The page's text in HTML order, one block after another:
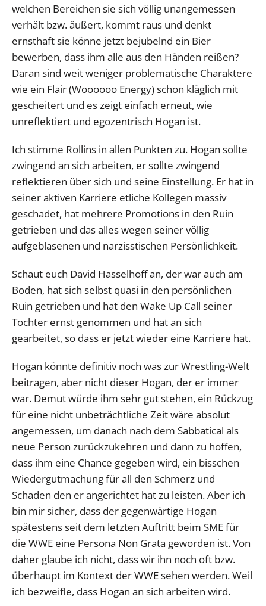
welchen Bereichen sie sich völlig unangemessen
verhält bzw. äußert, kommt raus und denkt
ernsthaft sie könne jetzt bejubelnd ein Bier
bewerben, dass ihm alle aus den Händen reißen?
Daran sind weit weniger problematische Charaktere
wie ein Flair (Woooooo Energy) schon kläglich mit
gescheitert und es zeigt einfach erneut, wie
unreflektiert und egozentrisch Hogan ist.
Ich stimme Rollins in allen Punkten zu. Hogan sollte
zwingend an sich arbeiten, er sollte zwingend
reflektieren über sich und seine Einstellung. Er hat in
seiner aktiven Karriere etliche Kollegen massiv
geschadet, hat mehrere Promotions in den Ruin
getrieben und das alles wegen seiner völlig
aufgeblasenen und narzisstischen Persönlichkeit.
Schaut euch David Hasselhoff an, der war auch am
Boden, hat sich selbst quasi in den persönlichen
Ruin getrieben und hat den Wake Up Call seiner
Tochter ernst genommen und hat an sich
gearbeitet, so dass er jetzt wieder eine Karriere hat.
Hogan könnte definitiv noch was zur Wrestling-Welt
beitragen, aber nicht dieser Hogan, der er immer
war. Demut würde ihm sehr gut stehen, ein Rückzug
für eine nicht unbeträchtliche Zeit wäre absolut
angemessen, um danach nach dem Sabbatical als
neue Person zurückzukehren und dann zu hoffen,
dass ihm eine Chance gegeben wird, ein bisschen
Wiedergutmachung für all den Schmerz und
Schaden den er angerichtet hat zu leisten. Aber ich
bin mir sicher, dass der gegenwärtige Hogan
spätestens seit dem letzten Auftritt beim SME für
die WWE eine Persona Non Grata geworden ist. Von
daher glaube ich nicht, dass wir ihn noch oft bzw.
überhaupt im Kontext der WWE sehen werden. Weil
ich bezweifle, dass Hogan an sich arbeiten wird.